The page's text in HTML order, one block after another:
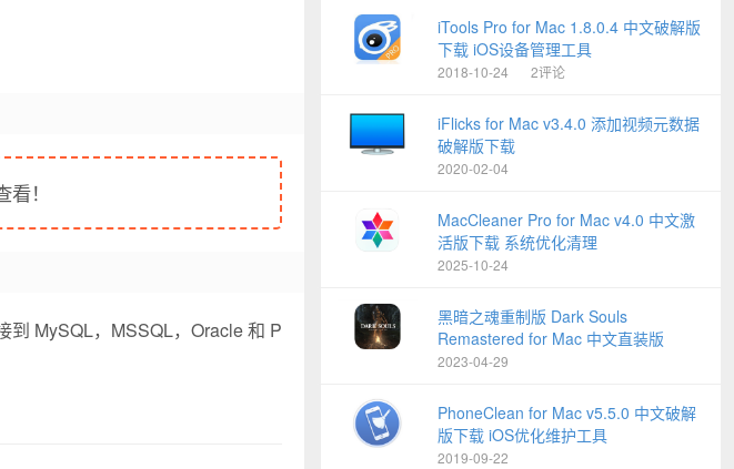
！
到 MySQL，MSSQL，Oracle 和 P
iTools Pro for Mac 1.8.0.4 中文破解版
下载 iOS设备管理工具
2018-10-24 2评论
iFlicks for Mac v3.4.0 添加视频元数据
破解版下载
2020-02-04
MacCleaner Pro for Mac v4.0 中文激
活版下载 系统优化清理
2025-10-24
黑暗之魂重制版 Dark Souls
Remastered for Mac 中文直装版
2023-04-29
PhoneClean for Mac v5.5.0 中文破解
版下载 iOS优化维护工具
2019-09-22